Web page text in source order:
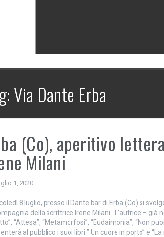
Via Dante Erba
(Co), aperitivo
Milani
1, 2020
8 luglio, presso il Dante bar di Erba (Co) si
della scrittrice Irene Milani. L’autrice – già
“Attesa”, “Metamorfosi”, “Eudaimonia”, “Non
al pubblico i suoi libri ” Un cuore in porto” e “La